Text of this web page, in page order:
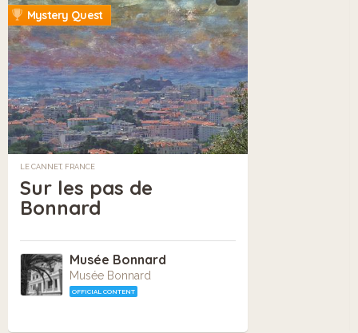
Mystery Quest
LE CANNET, FRANCE
Sur les pas de
Bonnard
Musée Bonnard
Musée Bonnard
OFFICIAL CONTENT